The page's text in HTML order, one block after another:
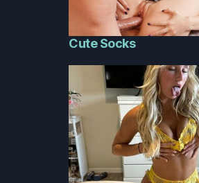
Cute Socks